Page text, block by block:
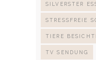
SILVERSTER
STRESSFREIE
TIERE
TV SENDUNG